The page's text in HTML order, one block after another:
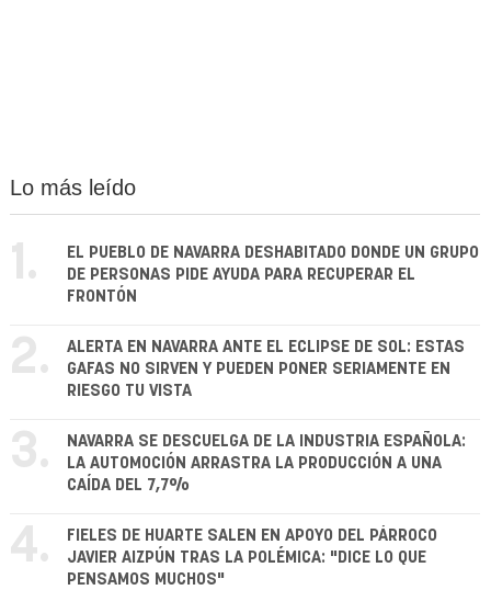
Lo más leído
1.
EL PUEBLO DE NAVARRA DESHABITADO DONDE UN GRUPO
DE PERSONAS PIDE AYUDA PARA RECUPERAR EL
FRONTÓN
2.
ALERTA EN NAVARRA ANTE EL ECLIPSE DE SOL: ESTAS
GAFAS NO SIRVEN Y PUEDEN PONER SERIAMENTE EN
RIESGO TU VISTA
3.
NAVARRA SE DESCUELGA DE LA INDUSTRIA ESPAÑOLA:
LA AUTOMOCIÓN ARRASTRA LA PRODUCCIÓN A UNA
CAÍDA DEL 7,7%
4.
FIELES DE HUARTE SALEN EN APOYO DEL PÁRROCO
JAVIER AIZPÚN TRAS LA POLÉMICA: "DICE LO QUE
PENSAMOS MUCHOS"